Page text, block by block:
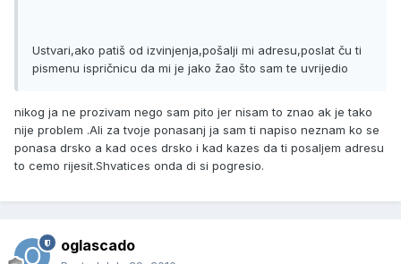
Ustvari,ako patiš od izvinjenja,pošalji mi adresu,poslat ču ti
pismenu ispričnicu da mi je jako žao što sam te uvrijedio
nikog ja ne prozivam nego sam pito jer nisam to znao ak je tako
nije problem .Ali za tvoje ponasanj ja sam ti napiso neznam ko se
ponasa drsko a kad oces drsko i kad kazes da ti posaljem adresu
to cemo rijesit.Shvatices onda di si pogresio.
oglascado